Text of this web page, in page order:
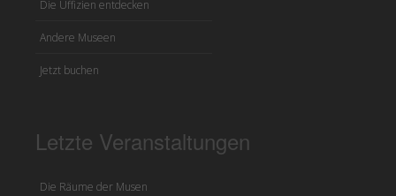
Die Uffizien entdecken
Andere Museen
Jetzt buchen
Letzte Veranstaltungen
Die Räume der Musen